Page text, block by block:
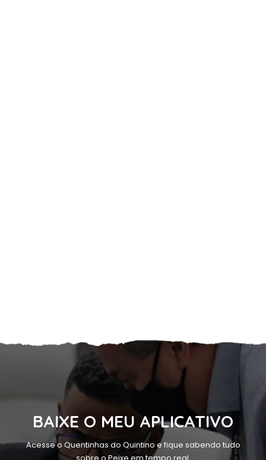
BAIXE O MEU APLICATIVO
Acesse o Quentinhas do Quintino e fique sabendo tudo